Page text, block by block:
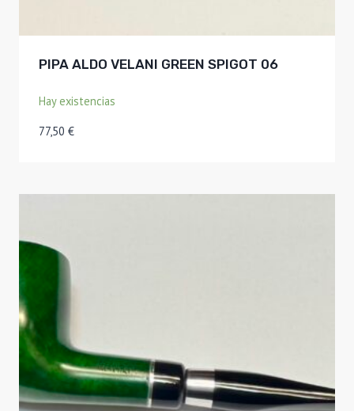
PIPA ALDO VELANI GREEN SPIGOT 06
Hay existencias
77,50 €